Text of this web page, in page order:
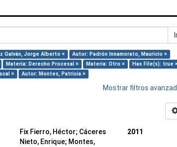
Galván, Jorge Alberto ×
Autor: Padrón Innamorato, Mauricio ×
Materia: Derecho Procesal × Materia: Otro ×
Has File(s): true ×
× Autor: Montes, Patricia ×
Mostrar filtros
Fix Fierro, Héctor; Cáceres
Nieto, Enrique; Montes,
2011